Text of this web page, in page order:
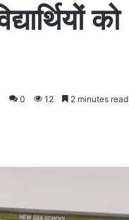
को
0 12 2 minutes read